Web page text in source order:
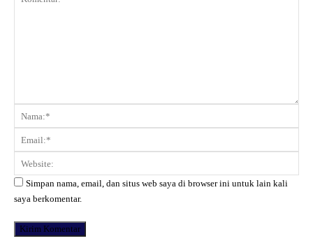
Komentar:
Simpan nama, email, dan situs web saya di browser ini untuk lain kali
saya berkomentar.